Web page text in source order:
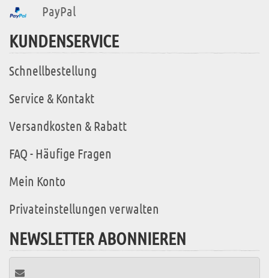
PayPal
KUNDENSERVICE
Schnellbestellung
Service & Kontakt
Versandkosten & Rabatt
FAQ - Häufige Fragen
Mein Konto
Privateinstellungen verwalten
NEWSLETTER ABONNIEREN